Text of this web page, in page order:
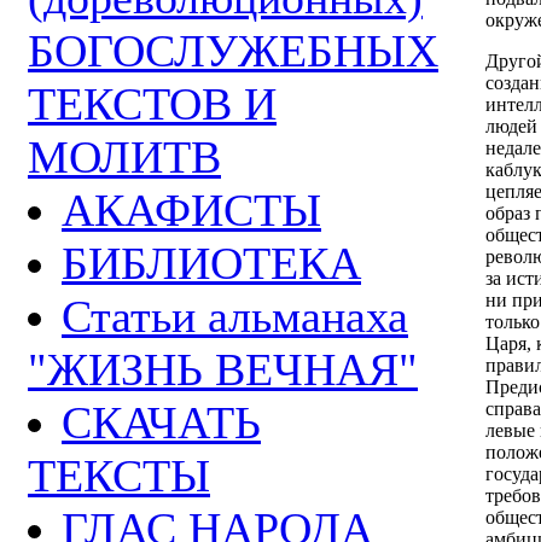
БОГОСЛУЖЕБНЫХ
ТЕКСТОВ И
МОЛИТВ
АКАФИСТЫ
БИБЛИОТЕКА
Статьи альманаха
"ЖИЗНЬ ВЕЧНАЯ"
СКАЧАТЬ
ТЕКСТЫ
ГЛАС НАРОДА
людей
образ
за
ни
Царя,
левые